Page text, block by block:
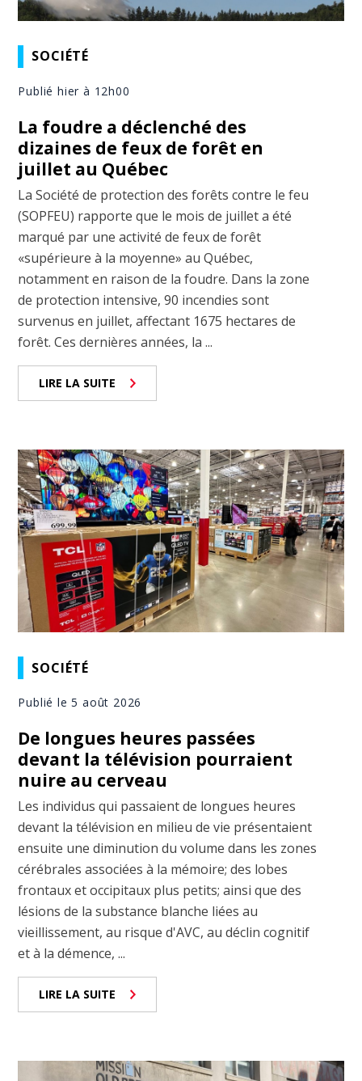
SOCIÉTÉ
Publié hier à 12h00
La foudre a déclenché des
dizaines de feux de forêt en
juillet au Québec
La Société de protection des forêts contre le feu
(SOPFEU) rapporte que le mois de juillet a été
marqué par une activité de feux de forêt
«supérieure à la moyenne» au Québec,
notamment en raison de la foudre. Dans la zone
de protection intensive, 90 incendies sont
survenus en juillet, affectant 1675 hectares de
forêt. Ces dernières années, la ...
LIRE LA SUITE
SOCIÉTÉ
Publié le 5 août 2026
De longues heures passées
devant la télévision pourraient
nuire au cerveau
Les individus qui passaient de longues heures
devant la télévision en milieu de vie présentaient
ensuite une diminution du volume dans les zones
cérébrales associées à la mémoire; des lobes
frontaux et occipitaux plus petits; ainsi que des
lésions de la substance blanche liées au
vieillissement, au risque d'AVC, au déclin cognitif
et à la démence, ...
LIRE LA SUITE